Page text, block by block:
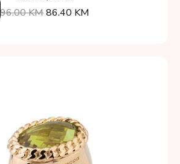
96.00KM86.40 KM